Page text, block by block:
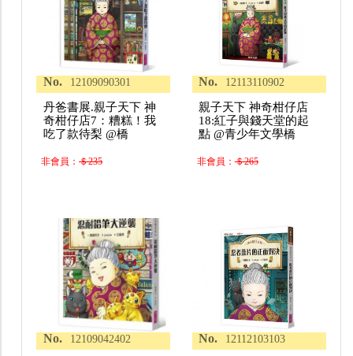
No. 12109090301
丹爸書展.親子天下 神
奇柑仔店7：糟糕！我
吃了款待梨 @橋
非會員：＄235
No. 12113110902
親子天下 神奇柑仔店
18:紅子與錢天堂的起
點 @青少年文學橋
非會員：＄265
No. 12109042402 No. 12112103103